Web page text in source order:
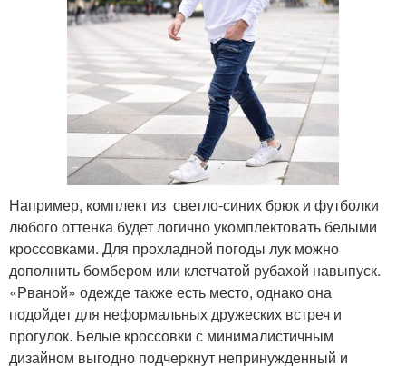
Например, комплект из светло-синих брюк и футболки
любого оттенка будет логично укомплектовать белыми
кроссовками. Для прохладной погоды лук можно
дополнить бомбером или клетчатой рубахой навыпуск.
«Рваной» одежде также есть место, однако она
подойдет для неформальных дружеских встреч и
прогулок. Белые кроссовки с минималистичным
дизайном выгодно подчеркнут непринужденный и